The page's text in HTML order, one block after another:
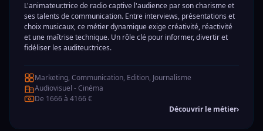
L'animateur.trice de radio captive l'audience par son charisme et
ses talents de communication. Entre interviews, présentations et
choix musicaux, ce métier dynamique exige créativité, réactivité
et une maîtrise technique. Un rôle clé pour informer, divertir et
fidéliser les auditeur.trices.
Marketing, Communication, Edition, Journalisme
Audiovisuel - Cinéma
De 1666 à 4166 €
Découvrir le métier›